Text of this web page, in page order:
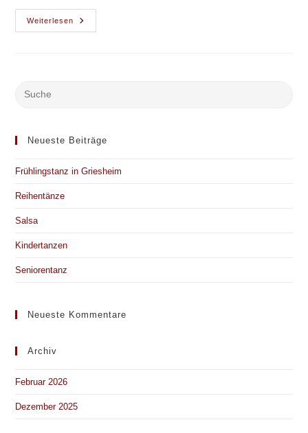
Weiterlesen Clogging
Neueste Beiträge
Frühlingstanz in Griesheim
Reihentänze
Salsa
Kindertanzen
Seniorentanz
Neueste Kommentare
Archiv
Februar 2026
Dezember 2025